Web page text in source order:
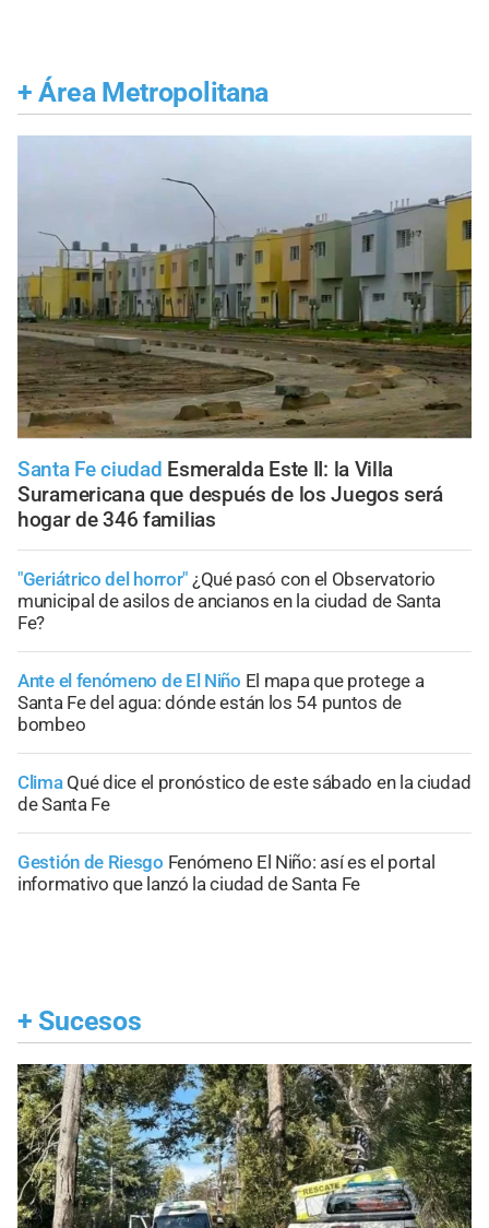
+ Área Metropolitana
Santa Fe ciudad Esmeralda Este II: la Villa
Suramericana que después de los Juegos será
hogar de 346 familias
"Geriátrico del horror" ¿Qué pasó con el Observatorio
municipal de asilos de ancianos en la ciudad de Santa
Fe?
Ante el fenómeno de El Niño El mapa que protege a
Santa Fe del agua: dónde están los 54 puntos de
bombeo
Clima Qué dice el pronóstico de este sábado en la ciudad
de Santa Fe
Gestión de Riesgo Fenómeno El Niño: así es el portal
informativo que lanzó la ciudad de Santa Fe
+ Sucesos